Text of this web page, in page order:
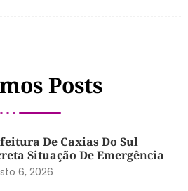
Posts
De Caxias Do Sul
Situação De Emergência
6, 2026